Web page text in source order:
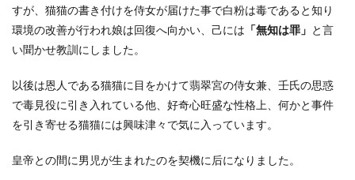
すが、猫猫の書き付けを侍女が届けた事で白粉は毒であると知り
環境の改善が行われ娘は回復へ向かい、己には 「無知は罪」 と言
い聞かせ教訓にしました。
以後は恩人である猫猫に目をかけて翡翠宮の侍女兼、壬氏の思惑
で毒見役に引き入れている他、好奇心旺盛な性格上、何かと事件
を引き寄せる猫猫には興味津々で気に入っています。
皇帝との間に男児が生まれたのを契機に后になりました。